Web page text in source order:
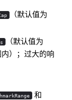
（默认值为
（默认值为
）；过大的响
和